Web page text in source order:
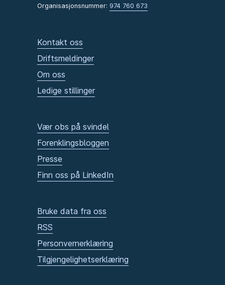
Organisasjonsnummer: 974 760 673
Kontakt oss
Driftsmeldinger
Om oss
Ledige stillinger
Vær obs på svindel
Forenklingsbloggen
Presse
Finn oss på LinkedIn
Bruke data fra oss
RSS
Personvernerklæring
Tilgjengelighetserklæring